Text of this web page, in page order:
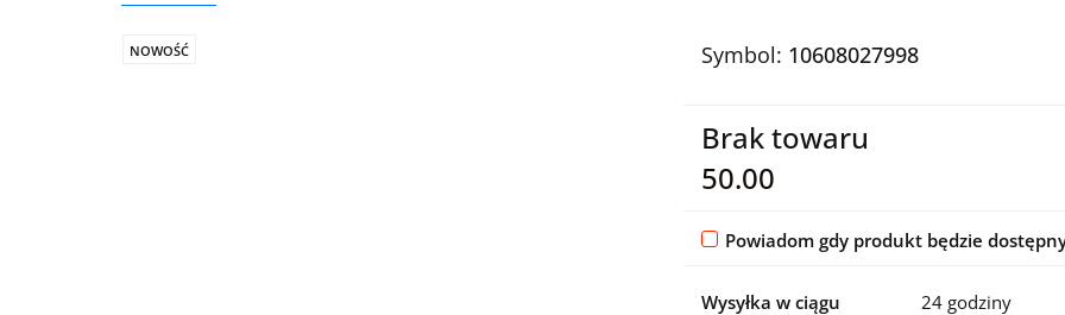
NOWOŚĆ Symbol: 10608027998
Brak towaru
50.00
Powiadom gdy produkt będzie
Wysyłka w ciągu 24 godziny